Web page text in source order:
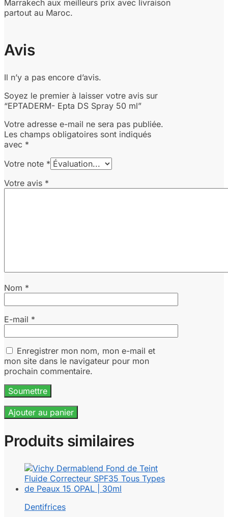
Marrakech aux meilleurs prix avec livraison
partout au Maroc.
Avis
Il n’y a pas encore d’avis.
Soyez le premier à laisser votre avis sur
“EPTADERM- Epta DS Spray 50 ml”
Votre adresse e-mail ne sera pas publiée.
Les champs obligatoires sont indiqués
avec *
Votre note *
Votre avis *
Nom *
E-mail *
Enregistrer mon nom, mon e-mail et
mon site dans le navigateur pour mon
prochain commentaire.
Ajouter au panier
Produits similaires
Dentifrices